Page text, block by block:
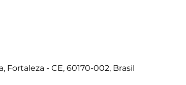
Fortaleza - CE, 60170-002, Brasil